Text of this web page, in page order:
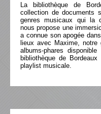
La bibliothèque de
collection de documents
genres musicaux qui la
nous propose une
a connue son apogée
lieux avec Maxime, notre
albums-phares
bibliothèque de
playlist musicale.